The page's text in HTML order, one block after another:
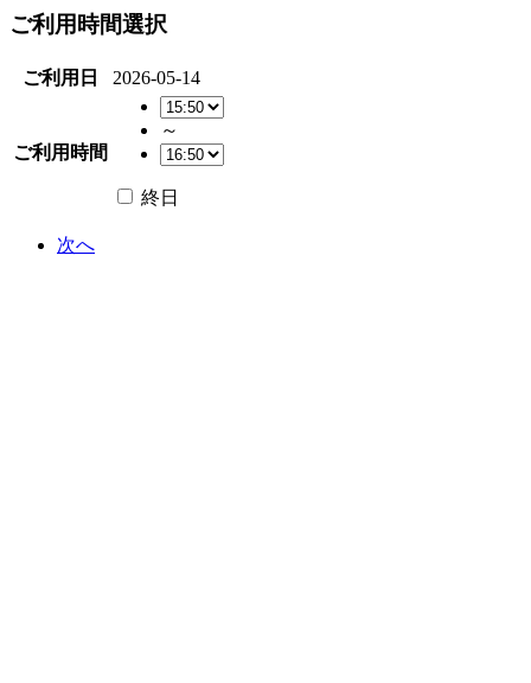
ご利用時間選択
ご利用日 2026-05-14
ご利用時間
～
終日
次へ